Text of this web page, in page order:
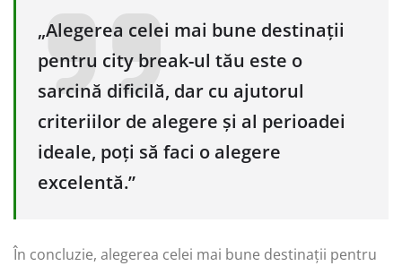
„Alegerea celei mai bune destinații
pentru city break-ul tău este o
sarcină dificilă, dar cu ajutorul
criteriilor de alegere și al perioadei
ideale, poți să faci o alegere
excelentă.”
În concluzie, alegerea celei mai bune destinații pentru